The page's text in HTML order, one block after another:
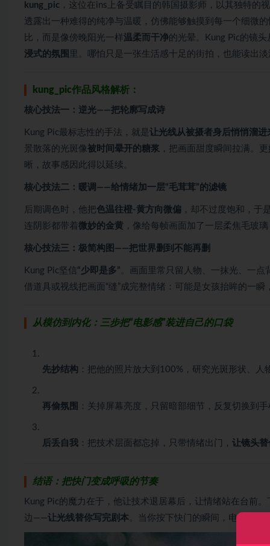
kung_pic ，这位在ins上备受瞩目的韩国摄影师，以其独特的
透露出一种难得的纯净与温暖，仿佛能够触摸到每一个细微
比，而是像傍晚阳光一样温柔而干净的光晕。Kung Pic的镜
浸式的氛围 里。哪怕只是一张生活感十足的街拍，也能读出
kung_pic作品风格解析：
核心技法一：逆光——把轮廓写成诗
Kung Pic最标志性的手法，就是让光线从被摄者身后悄悄溜进
景散落的光斑像被时间晕开的糖浆 ，把画面甜度瞬间拉满。
晰，故事感因此得以延续。
核心技法二：暖调——给情绪加一层“毛茸茸”的滤镜
后期调色时，他把色温往橙-黄方向微偏 ，却不过度饱和，于
连阴影都带着微妙的金黄 ，像给每帧画面加了一层柔焦毛玻
核心技法三：极简构图——把世界删到不能再删
Kung Pic坚信 “少即是多” 。画面里常只留人物、一抹光、一
借道具或视线把画面“缝”成完整情绪：可能是女孩抬眸的一
从模仿到内化：三步把“电影感”装进自己的口袋
先抄结构 ：把他的照片放大到100%，研究光斑形状、
再偷氛围 ：关掉屏幕亮度，只留暗部细节，反复切换到
后丢自我 ：把技术层面都忘掉，只带情绪出门， 让镜头
结语：把快门变成呼吸的节奏
Kung Pic的魔力在于，他让技术退居幕后，让情绪站在台前
边——让光线替你写完剧本 。当你按下快门的瞬间，电影已